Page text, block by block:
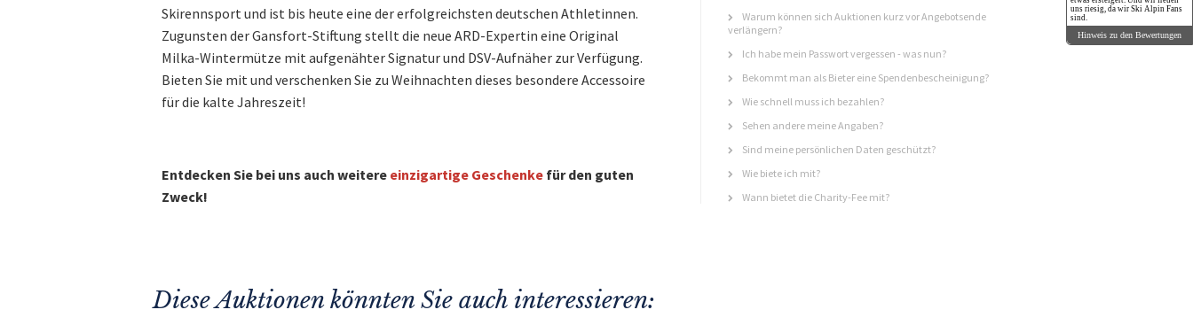
Skirennsport und ist bis heute eine der erfolgreichsten deutschen Athletinnen.
Zugunsten der Gansfort-Stiftung stellt die neue ARD-Expertin eine Original
Milka-Wintermütze mit aufgenähter Signatur und DSV-Aufnäher zur Verfügung.
Bieten Sie mit und verschenken Sie zu Weihnachten dieses besondere Accessoire
für die kalte Jahreszeit!
Entdecken Sie bei uns auch weitere einzigartige Geschenke für den guten
Zweck!
Warum können sich Auktionen kurz vor Angebotsende
verlängern?
Ich habe mein Passwort vergessen - was nun?
Bekommt man als Bieter eine Spendenbescheinigung?
Wie schnell muss ich bezahlen?
Sehen andere meine Angaben?
Sind meine persönlichen Daten geschützt?
Wie biete ich mit?
Wann bietet die Charity-Fee mit?
Diese Auktionen könnten Sie auch interessieren:
uns riesig, da wir Ski Alpin Fans
sind.
Hinweis zu den Bewertungen